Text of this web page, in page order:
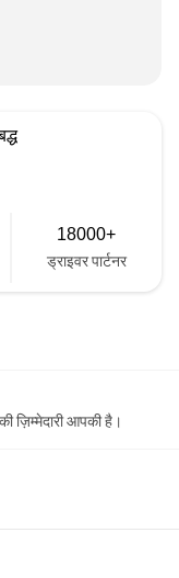
18000+
ड्राइवर पार्टनर
ज़िम्मेदारी आपकी है।